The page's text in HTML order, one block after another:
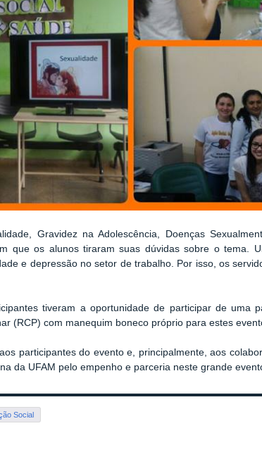
Gravidez na Adolescência, Doenças
que os alunos tiraram suas dúvidas sobre o tema.
e depressão no setor de trabalho. Por isso, os
tiveram a oportunidade de participar de uma
(RCP) com manequim boneco próprio para estes
participantes do evento e, principalmente, aos
da UFAM pelo empenho e parceria neste grande
Social